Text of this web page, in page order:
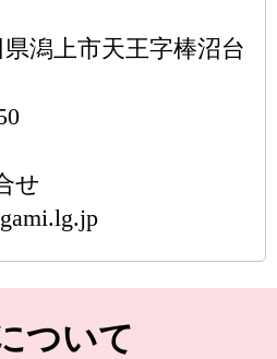
潟上市天王字棒沼台
せ
ついて